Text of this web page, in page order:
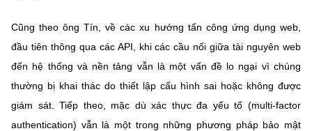
Cũng theo ông Tín, về các xu hướng tấn công ứng dụng web,
đầu tiên thông qua các API, khi các cầu nối giữa tài nguyên web
đến hệ thống và nền tảng vẫn là một vấn đề lo ngại vì chúng
thường bị khai thác do thiết lập cấu hình sai hoặc không được
giám sát. Tiếp theo, mặc dù xác thực đa yếu tố (multi-factor
authentication) vẫn là một trong những phương pháp bảo mật